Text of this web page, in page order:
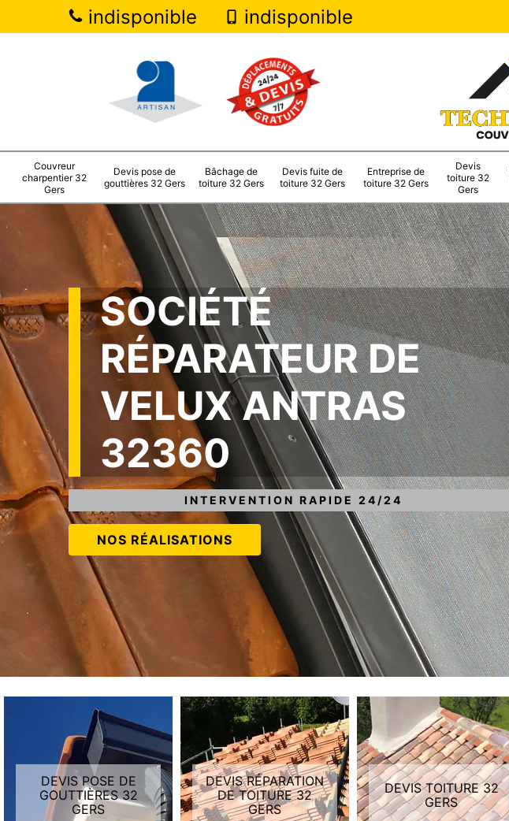
indisponible indisponible
Couvreur
charpentier 32
Gers
Devis pose de
gouttières 32 Gers
Bâchage de
toiture 32 Gers
Devis fuite de
toiture 32 Gers
Entreprise de
toiture 32 Gers
Devis
toiture 32
Gers
SOCIÉTÉ
RÉPARATEUR DE
VELUX ANTRAS
32360
INTERVENTION RAPIDE 24/24
NOS RÉALISATIONS
DEVIS POSE DE
GOUTTIÈRES 32
GERS
DEVIS RÉPARATION
DE TOITURE 32
GERS
DEVIS TOITURE 32
GERS